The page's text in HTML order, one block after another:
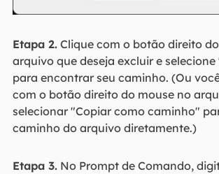
Etapa 2.Clique com o botão direito
arquivo que deseja excluir e
para encontrar seu caminho. (Ou
com o botão direito do mouse no
selecionar "Copiar como caminho"
caminho do arquivo diretamente.)
Etapa 3.No Prompt de Comando,